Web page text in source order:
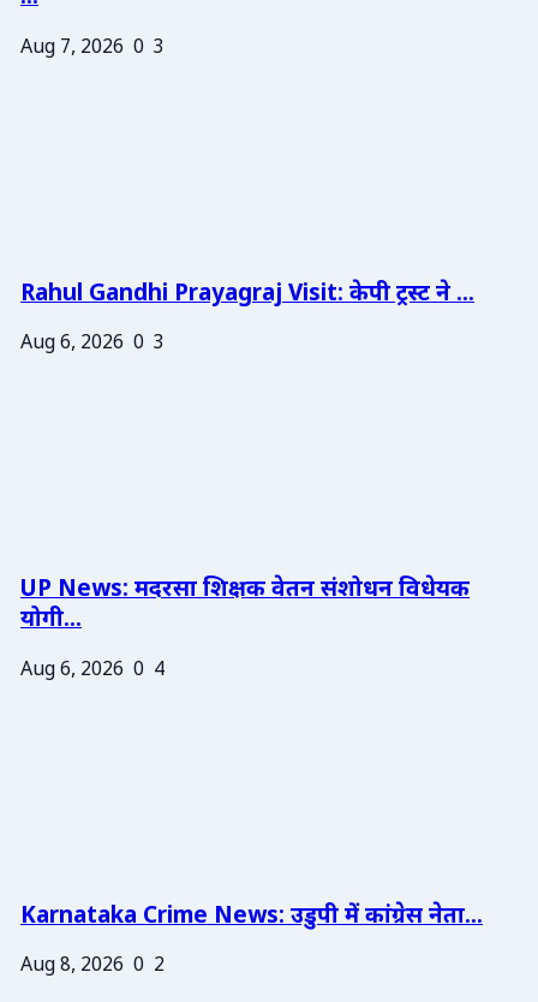
Aug 7, 2026 0 3
Rahul Gandhi Prayagraj Visit: केपी ट्रस्ट ने ...
Aug 6, 2026 0 3
UP News: मदरसा शिक्षक वेतन संशोधन विधेयक
योगी...
Aug 6, 2026 0 4
Karnataka Crime News: उडुपी में कांग्रेस नेता...
Aug 8, 2026 0 2